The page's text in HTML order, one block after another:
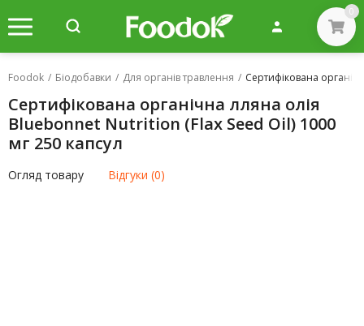
0
Foodok / Біодобавки / Для органів травлення / Cертифікована
Cертифікована органічна лляна олія
Bluebonnet Nutrition (Flax Seed Oil) 1000
мг 250 капсул
Огляд товару Відгуки (0)